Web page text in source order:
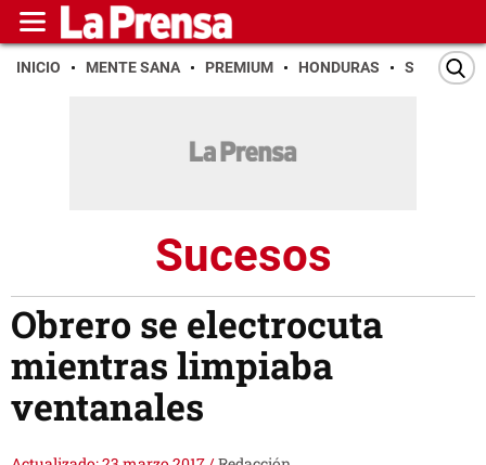
INICIO MENTE SANA PREMIUM HONDURAS SAN PEDRO
Sucesos
Obrero se electrocuta
mientras limpiaba
ventanales